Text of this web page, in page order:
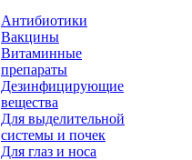
Антибиотики
Вакцины
Витаминные
препараты
Дезинфицирующие
вещества
Для выделительной
системы и почек
Для глаз и носа